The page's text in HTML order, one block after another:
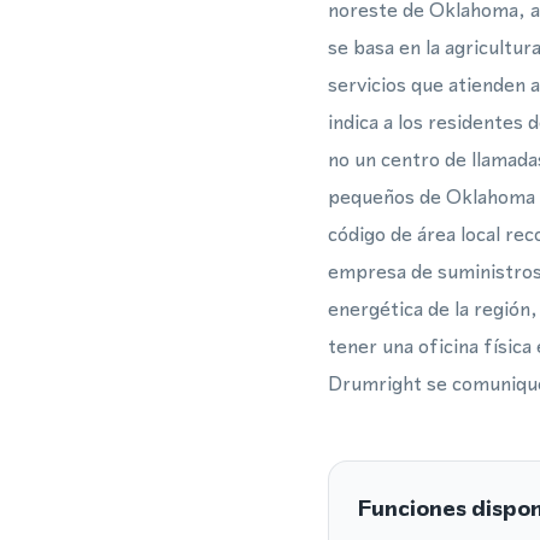
noreste de Oklahoma,
se basa en la
servicios que atienden
indica a los residentes
no un centro de
pequeños de
código de área local
empresa de
energética de la
tener una oficina física
Drumright se
Funciones